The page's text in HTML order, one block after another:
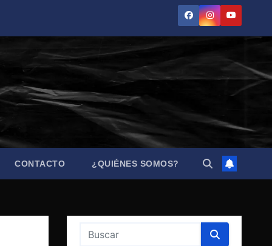
CONTACTO ¿QUIÉNES SOMOS?